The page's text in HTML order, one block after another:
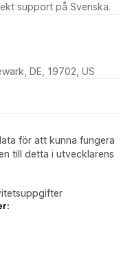
support på Svenska.
DE, 19702, US
för att kunna fungera
till detta i utvecklarens